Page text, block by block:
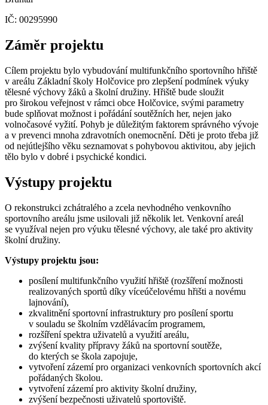
IČ: 00295990
Záměr projektu
Cílem projektu bylo vybudování multifunkčního sportovního hřiště
v areálu Základní školy Holčovice pro zlepšení podmínek výuky
tělesné výchovy žáků a školní družiny. Hřiště bude sloužit
pro širokou veřejnost v rámci obce Holčovice, svými parametry
bude splňovat možnost i pořádání soutěžních her, nejen jako
volnočasové vyžití. Pohyb je důležitým faktorem správného vývoje
a v prevenci mnoha zdravotních onemocnění. Děti je proto třeba již
od nejútlejšího věku seznamovat s pohybovou aktivitou, aby jejich
tělo bylo v dobré i psychické kondici.
Výstupy projektu
O rekonstrukci zchátralého a zcela nevhodného venkovního
sportovního areálu jsme usilovali již několik let. Venkovní areál
se využíval nejen pro výuku tělesné výchovy, ale také pro aktivity
školní družiny.
Výstupy projektu jsou:
posílení multifunkčního využití hřiště (rozšíření možnosti
realizovaných sportů díky víceúčelovému hřišti a novému
lajnování),
zkvalitnění sportovní infrastruktury pro posílení sportu
v souladu se školním vzdělávacím programem,
rozšíření spektra uživatelů a využití areálu,
zvýšení kvality přípravy žáků na sportovní soutěže,
do kterých se škola zapojuje,
vytvoření zázemí pro organizaci venkovních sportovních akcí
pořádaných školou.
vytvoření zázemí pro aktivity školní družiny,
zvýšení bezpečnosti uživatelů sportoviště.